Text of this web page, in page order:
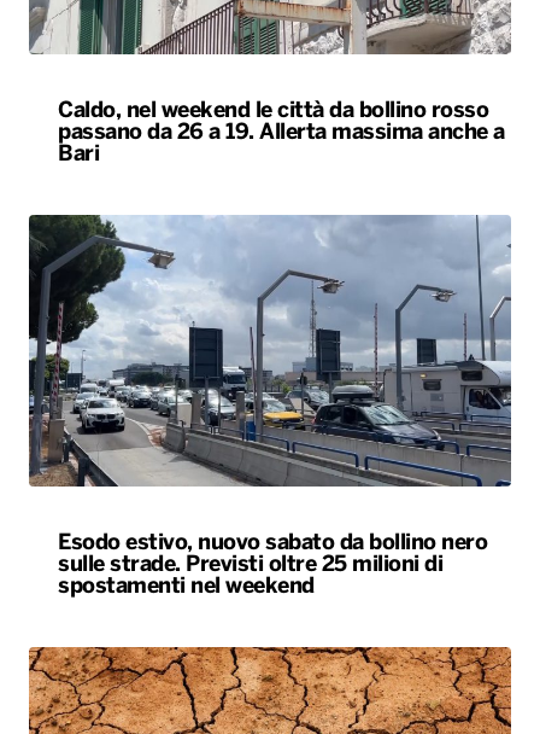
Caldo, nel weekend le città da bollino rosso
passano da 26 a 19. Allerta massima anche a
Bari
Esodo estivo, nuovo sabato da bollino nero
sulle strade. Previsti oltre 25 milioni di
spostamenti nel weekend